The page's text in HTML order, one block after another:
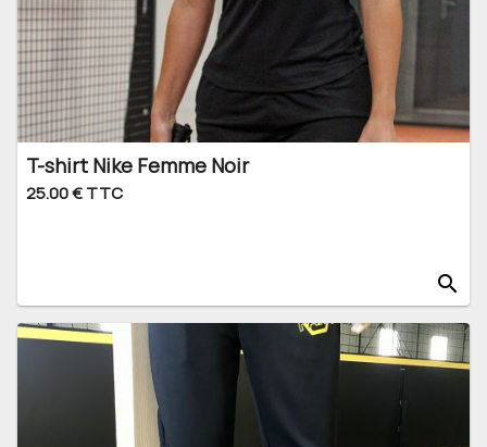
T-shirt Nike Femme Noir
25.00 € TTC
search